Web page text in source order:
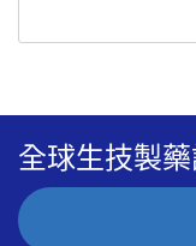
全球生技製